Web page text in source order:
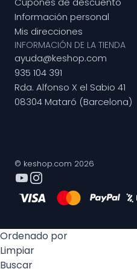
Información personal
Mis direcciones
INFORMACIÓN DE LA TIENDA
ayuda@keshop.com
935 104 391
Rda. Alfonso X el Sabio 41
08304 Mataró (Barcelona)
© keshop.com 2026
Ordenado por
Limpiar
Buscar